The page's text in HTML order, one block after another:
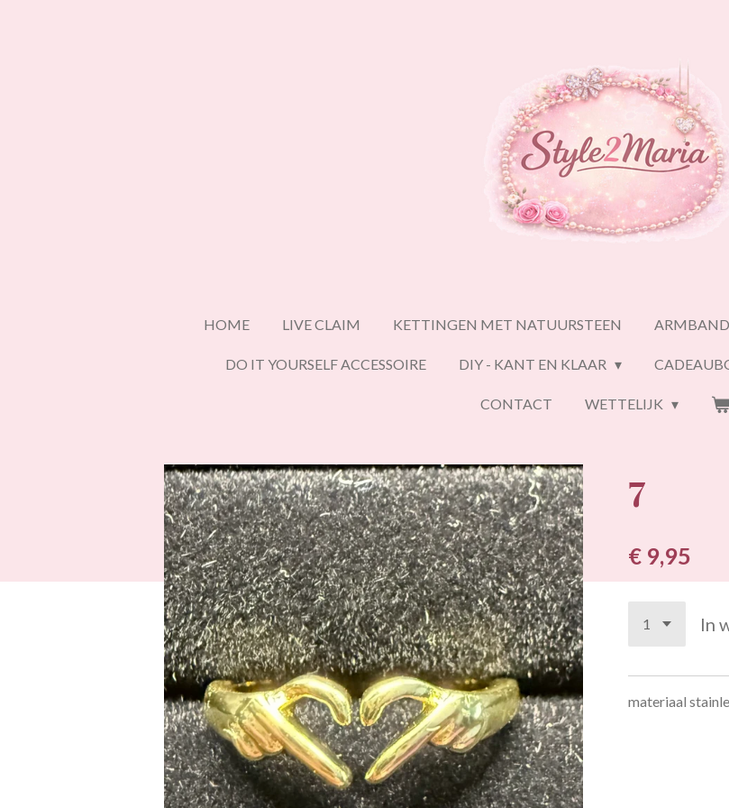
HOME LIVE CLAIM KETTINGEN MET NATUURSTEEN
DO IT YOURSELF ACCESSOIRE DIY - KANT EN KLAAR
CONTACT WETTELIJK
7
€ 9,95
In
materiaal